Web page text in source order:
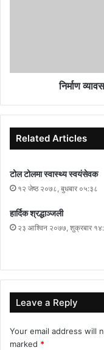
र चिज बहादुर दरै निर्विरोध
मतगणनाको अन्त्यमा
। कार्यकममा क्याम्पस
थियो भने निर्बाचन प्रवन्ध
कार्यक्रमको सञ्चालन
निर्माण
Related Articles
टोल टोलमा स्वास्थ्य स्वयंसेवक
१२ जेष्ठ २०७८, बुधबार ०५:३८
हार्दिक श्रद्धाञ्जली
२३ आश्विन २०७७, शुक्रबार
Leave a Reply
Your email address will
marked *